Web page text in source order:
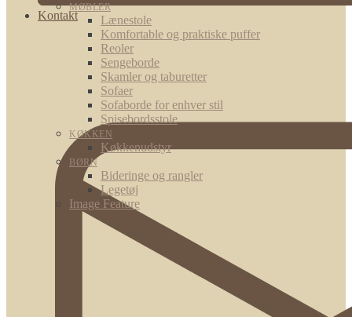
Kontakt
MØBLER
Lænestole
Komfortable og praktiske puffer
Reoler
Sengeborde
Skamler og taburetter
Sofaer
Sofaborde for enhver stil
Spisebordsstole
KØKKEN
Køkkenudstyr
BØRN
Bideringe og rangler
Legetøj
Image Feature